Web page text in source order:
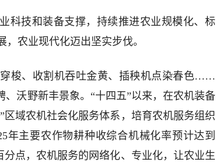
科技和装备支撑，持续推进农业规模化、标
农业现代化迈出坚实步伐。
梭、收割机吞吐金黄、插秧机点染春色……
、沃野新丰景象。“十四五”以来，在农机装备
区域农机社会化服务体系，培育农机服务组织
年主要农作物耕种收综合机械化率预计达到
分点，农机服务的网络化、专业化，让农业生